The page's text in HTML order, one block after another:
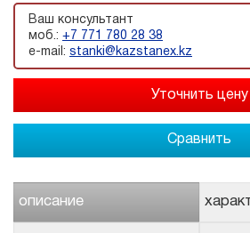
Ваш консультант
моб.: +7 771 780 28 38
e-mail: stanki@kazstanex.kz
Сравнить
описание